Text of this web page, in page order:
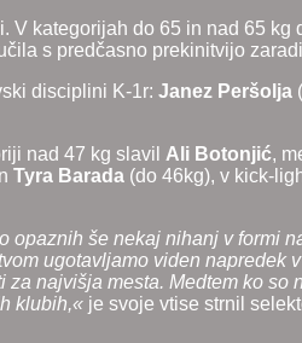
kategorijah do 65 in nad 65
s predčasno prekinitvijo
disciplini K-1r: Janez Peršolja
nad 47 kg slavil Ali Botonjić,
Tyra Barada (do 46kg), v kick-
še nekaj nihanj v formi
ugotavljamo viden
najvišja mesta. Medtem ko
klubih,« je svoje vtise strnil